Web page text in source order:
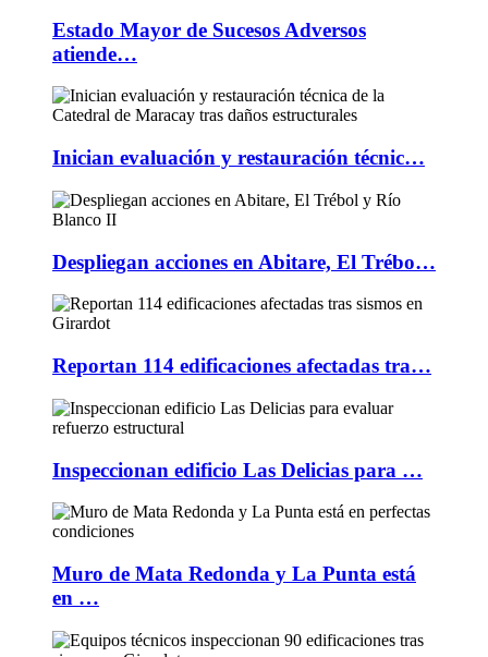
Estado Mayor de Sucesos Adversos
atiende…
Inician evaluación y restauración técnic…
Despliegan acciones en Abitare, El Trébo…
Reportan 114 edificaciones afectadas tra…
Inspeccionan edificio Las Delicias para …
Muro de Mata Redonda y La Punta está
en …